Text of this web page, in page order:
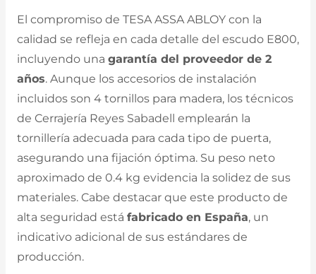
El compromiso de TESA ASSA ABLOY con la
calidad se refleja en cada detalle del escudo E800,
incluyendo una garantía del proveedor de 2
años. Aunque los accesorios de instalación
incluidos son 4 tornillos para madera, los técnicos
de Cerrajería Reyes Sabadell emplearán la
tornillería adecuada para cada tipo de puerta,
asegurando una fijación óptima. Su peso neto
aproximado de 0.4 kg evidencia la solidez de sus
materiales. Cabe destacar que este producto de
alta seguridad está fabricado en España, un
indicativo adicional de sus estándares de
producción.